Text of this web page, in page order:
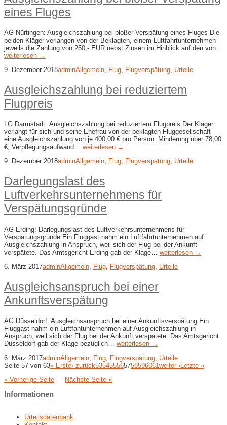
eines Fluges
AG Nürtingen: Ausgleichszahlung bei bloßer Verspätung eines Fluges Die
beiden Kläger verlangen von der Beklagten, einem Luftfahrtunternehmen
jeweils die Zahlung von 250,- EUR nebst Zinsen im Hinblick auf den von…
weiterlesen →
9. Dezember 2018adminAllgemein, Flug, Flugverspätung, Urteile
Ausgleichszahlung bei reduziertem
Flugpreis
LG Darmstadt: Ausgleichszahlung bei reduziertem Flugpreis Der Kläger
verlangt für sich und seine Ehefrau von der beklagten Fluggesellschaft
eine Ausgleichszahlung von je 400,00 € pro Person. Minderung über 78,00
€, Verpflegungsaufwand… weiterlesen →
9. Dezember 2018adminAllgemein, Flug, Flugverspätung, Urteile
Darlegungslast des
Luftverkehrsunternehmens für
Verspätungsgründe
AG Erding: Darlegungslast des Luftverkehrsunternehmens für
Verspätungsgründe Ein Fluggast nahm ein Luftfahrtunternehmen auf
Ausgleichszahlung in Anspruch, weil sich der Flug bei der Ankunft
verspätete. Das Amtsgericht Erding gab der Klage… weiterlesen →
6. März 2017adminAllgemein Flug Flugverspätung Urteile
Ausgleichsanspruch bei einer
Ankunftsverspätung
AG Düsseldorf: Ausgleichsanspruch bei einer Ankunftsverspätung Ein
Fluggast nahm ein Luftfahtunternehmen auf Ausgleichszahlung in
Anspruch, weil sich der Flug bei der Ankunft verspätete. Das Amtsgericht
Düsseldorf gab der Klage bezüglich… weiterlesen →
6. März 2017adminAllgemein Flug Flugverspätung Urteile
Seite 57 von 63« Erste‹ zurück535455565758596061weiter ›Letzte »
« Vorherige Seite — Nächste Seite »
Informationen
Urteilsdatenbank